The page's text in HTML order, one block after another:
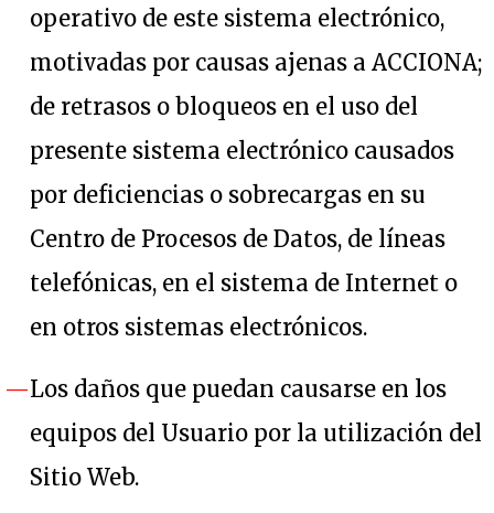
operativo de este sistema electrónico,
motivadas por causas ajenas a ACCIONA;
de retrasos o bloqueos en el uso del
presente sistema electrónico causados
por deficiencias o sobrecargas en su
Centro de Procesos de Datos, de líneas
telefónicas, en el sistema de Internet o
en otros sistemas electrónicos.
Los daños que puedan causarse en los
equipos del Usuario por la utilización del
Sitio Web.